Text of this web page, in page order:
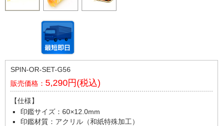
SPIN-OR-SET-G56
販売価格： 5,290円(税込)
【仕様】
印鑑サイズ：60×12.0mm
印鑑材質：アクリル（和紙特殊加工）